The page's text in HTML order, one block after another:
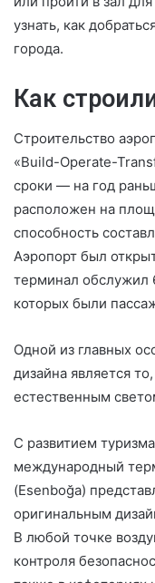
узнать, как
города.
Как
Строительство
«Build-Operate-
сроки — на год
расположен на
способность
Аэропорт был
терминал обслужил
которых были
Одной из главных
дизайна является
естественным
С развитием
международный
(Esenboğa)
оригинальным
В любой точке
контроля